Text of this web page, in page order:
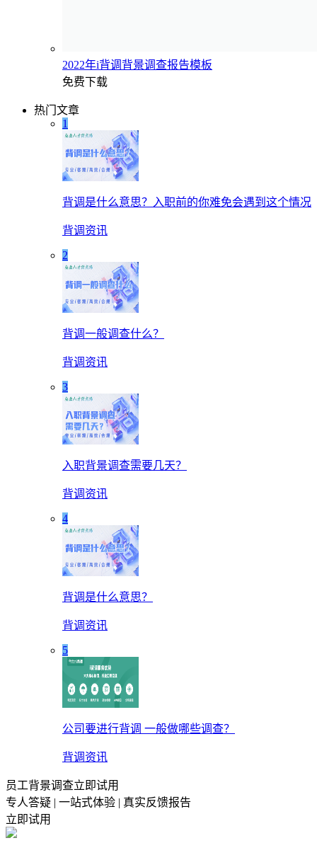
2022年i背调背景调查报告模板
免费下载
热门文章
1
背调是什么意思？入职前的你难免会遇到这个情况
背调资讯
2
背调一般调查什么？
背调资讯
3
入职背景调查需要几天？
背调资讯
4
背调是什么意思？
背调资讯
5
公司要进行背调 一般做哪些调查？
背调资讯
员工背景调查立即试用
专人答疑 | 一站式体验 | 真实反馈报告
立即试用